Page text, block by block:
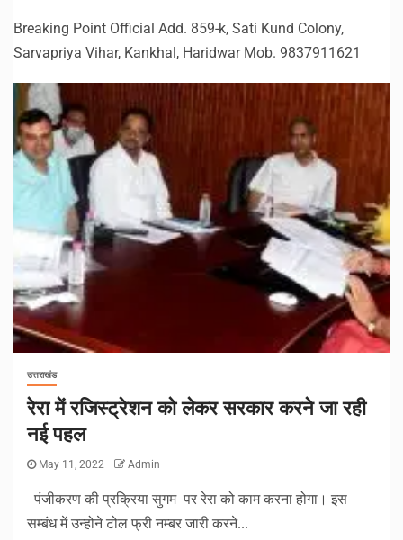
Breaking Point Official Add. 859-k, Sati Kund Colony,
Sarvapriya Vihar, Kankhal, Haridwar Mob. 9837911621
उत्तराखंड
रेरा में रजिस्ट्रेशन को लेकर सरकार करने जा रही
नई पहल
May 11, 2022 Admin
पंजीकरण की प्रक्रिया सुगम पर रेरा को काम करना होगा। इस
सम्बंध में उन्होने टोल फ्री नम्बर जारी करने...